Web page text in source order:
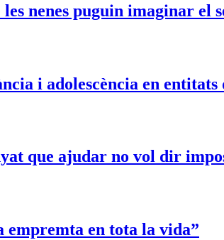
nenes puguin imaginar el
i adolescència en entitats
que ajudar no vol dir
en tota la vida”